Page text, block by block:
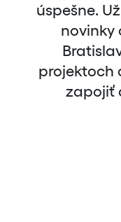
úspešne.
novinky
projektoch
zapojiť